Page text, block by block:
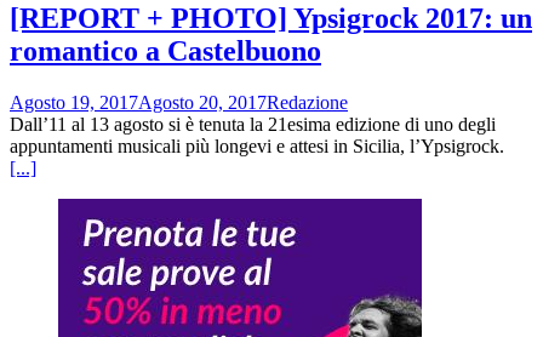
[REPORT + PHOTO] Ypsigrock 2017: un
romantico a Castelbuono
Agosto 19, 2017Agosto 20, 2017Redazione
Dall’11 al 13 agosto si è tenuta la 21esima edizione di uno degli
appuntamenti musicali più longevi e attesi in Sicilia, l’Ypsigrock.
[...]